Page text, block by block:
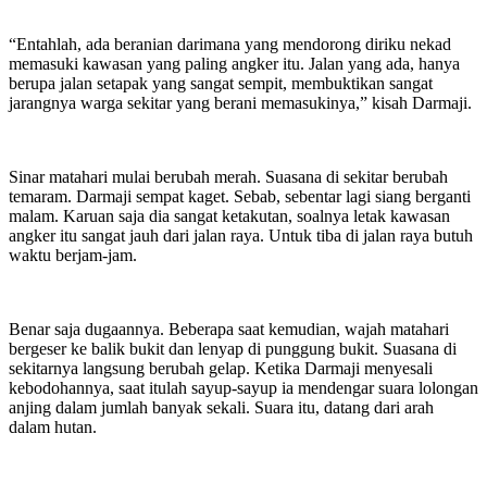
“Entahlah, ada beranian darimana yang mendorong diriku nekad
memasuki kawasan yang paling angker itu. Jalan yang ada, hanya
berupa jalan setapak yang sangat sempit, membuktikan sangat
jarangnya warga sekitar yang berani memasukinya,” kisah Darmaji.
Sinar matahari mulai berubah merah. Suasana di sekitar berubah
temaram. Darmaji sempat kaget. Sebab, sebentar lagi siang berganti
malam. Karuan saja dia sangat ketakutan, soalnya letak kawasan
angker itu sangat jauh dari jalan raya. Untuk tiba di jalan raya butuh
waktu berjam-jam.
Benar saja dugaannya. Beberapa saat kemudian, wajah matahari
bergeser ke balik bukit dan lenyap di punggung bukit. Suasana di
sekitarnya langsung berubah gelap. Ketika Darmaji menyesali
kebodohannya, saat itulah sayup-sayup ia mendengar suara lolongan
anjing dalam jumlah banyak sekali. Suara itu, datang dari arah
dalam hutan.